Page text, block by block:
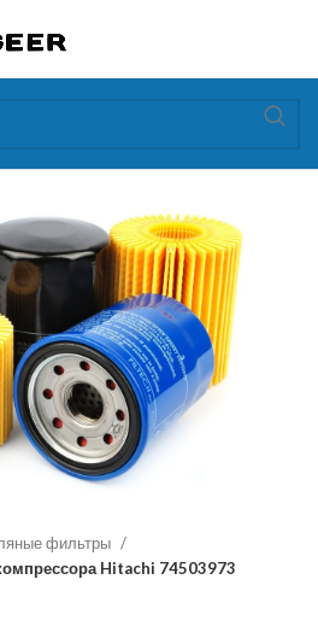
фильтры
Hitachi 74503973